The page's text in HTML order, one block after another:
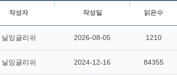
작성자 작성일 읽은수
닐잉글리쉬 2026-08-05 1210
닐잉글리쉬 2024-12-16 84355